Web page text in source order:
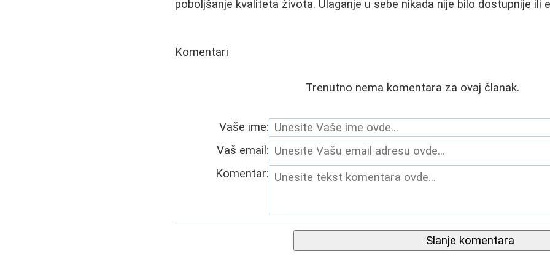
poboljšanje kvaliteta života. Ulaganje u sebe nikada nije bilo dostupnije ili
Komentari
Trenutno nema komentara za ovaj članak.
Vaše ime:
Vaš email:
Komentar:
Slanje komentara